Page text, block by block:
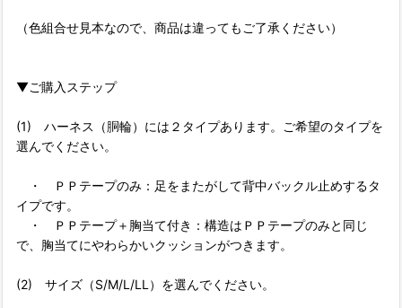
（色組合せ見本なので、商品は違ってもご了承ください）
▼ご購入ステップ
(1) ハーネス（胴輪）には２タイプあります。ご希望のタイプを
選んでください。
・ ＰＰテープのみ：足をまたがして背中バックル止めするタ
イプです。
・ ＰＰテープ＋胸当て付き：構造はＰＰテープのみと同じ
で、胸当てにやわらかいクッションがつきます。
(2) サイズ（S/M/L/LL）を選んでください。